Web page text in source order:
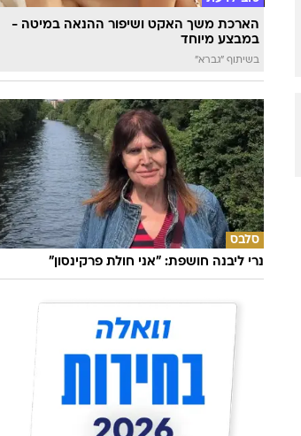
הארכת משך האקט ושיפור ההנאה במיטה -
במבצע מיוחד
בשיתוף "גברא"
סלבס
נרי ליבנה חושפת: "אני חולת פרקינסון"